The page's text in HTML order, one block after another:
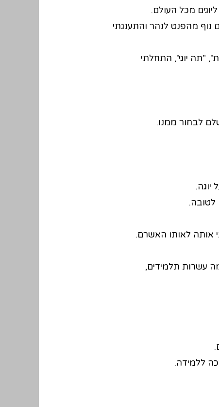
מכל העולם.
נוף מהפנט לנהר והתענגתי
"תה יוגי", התחלתי
לבחור ממנו.
יוגה.
לטובה.
אותה לאותו האשרם.
עשרות תלמידים,
ללמידה.